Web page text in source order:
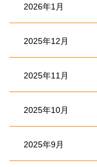
2026年1月
2025年12月
2025年11月
2025年10月
2025年9月